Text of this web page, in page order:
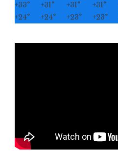
+33° +31° +31° +31°
+24° +24° +23° +23°